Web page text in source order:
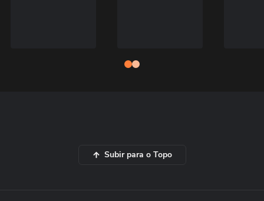
Subir para o Topo